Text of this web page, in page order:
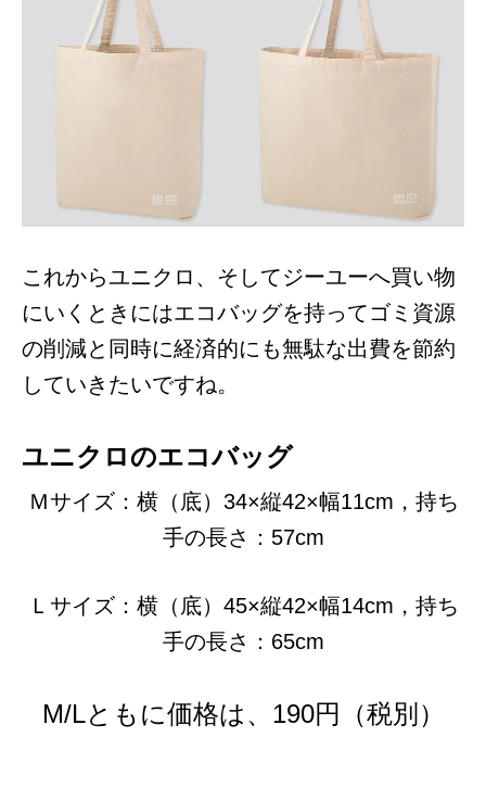
これからユニクロ、そしてジーユーへ買い物
にいくときにはエコバッグを持ってゴミ資源
の削減と同時に経済的にも無駄な出費を節約
していきたいですね。
ユニクロのエコバッグ
Ｍサイズ：横（底）34×縦42×幅11cm，持ち
手の長さ：57cm
Ｌサイズ：横（底）45×縦42×幅14cm，持ち
手の長さ：65cm
M/Lともに価格は、190円（税別）